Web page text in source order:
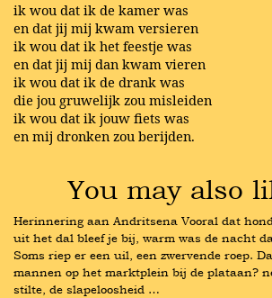
ik wou dat ik de kamer was
en dat jij mij kwam versieren
ik wou dat ik het feestje was
en dat jij mij dan kwam vieren
ik wou dat ik de drank was
die jou gruwelijk zou misleiden
ik wou dat ik jouw fiets was
en mij dronken zou berijden.
You may also
Herinnering aan Andritsena Vooral dat
uit het dal bleef je bij, warm was de nacht
Soms riep er een uil, een zwervende roep.
mannen op het marktplein bij de plataan?
stilte, de slapeloosheid …